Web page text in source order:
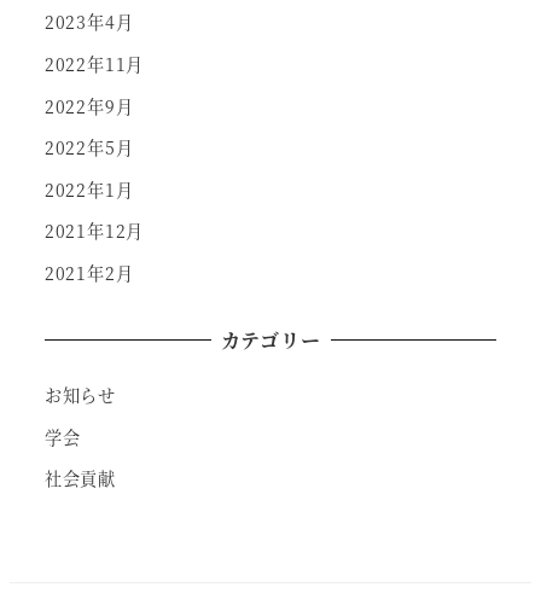
2023年4月
2022年11月
2022年9月
2022年5月
2022年1月
2021年12月
2021年2月
カテゴリー
お知らせ
学会
社会貢献